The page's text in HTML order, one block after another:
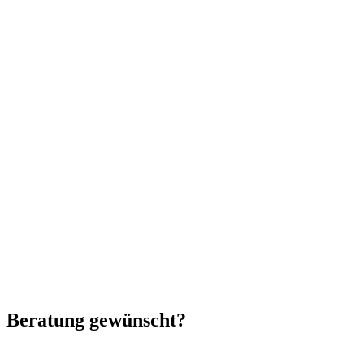
Beratung gewünscht?